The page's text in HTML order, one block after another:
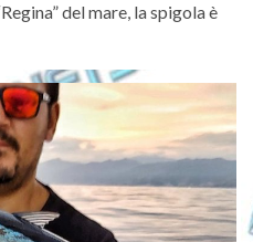
del mare, la spigola è